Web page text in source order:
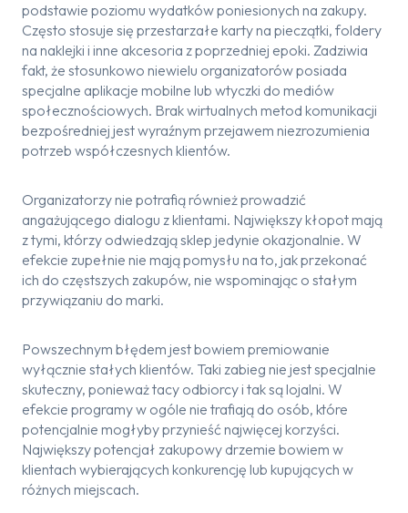
podstawie poziomu wydatków poniesionych na zakupy.
Często stosuje się przestarzałe karty na pieczątki, foldery
na naklejki i inne akcesoria z poprzedniej epoki. Zadziwia
fakt, że stosunkowo niewielu organizatorów posiada
specjalne aplikacje mobilne lub wtyczki do mediów
społecznościowych. Brak wirtualnych metod komunikacji
bezpośredniej jest wyraźnym przejawem niezrozumienia
potrzeb współczesnych klientów.
Organizatorzy nie potrafią również prowadzić
angażującego dialogu z klientami. Największy kłopot mają
z tymi, którzy odwiedzają sklep jedynie okazjonalnie. W
efekcie zupełnie nie mają pomysłu na to, jak przekonać
ich do częstszych zakupów, nie wspominając o stałym
przywiązaniu do marki.
Powszechnym błędem jest bowiem premiowanie
wyłącznie stałych klientów. Taki zabieg nie jest specjalnie
skuteczny, ponieważ tacy odbiorcy i tak są lojalni. W
efekcie programy w ogóle nie trafiają do osób, które
potencjalnie mogłyby przynieść najwięcej korzyści.
Największy potencjał zakupowy drzemie bowiem w
klientach wybierających konkurencję lub kupujących w
różnych miejscach.